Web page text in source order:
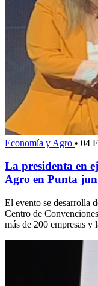
Economía y Agro • 04
La presidenta en
Agro en Punta
El evento se desarrolla
Centro de
más de 200 empresas y